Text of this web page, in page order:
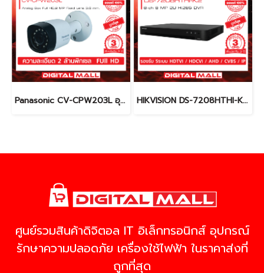
Panasonic CV-CPW203L อุปกรณ์กล้องวงจรปิด (CCTV) HIKVISION DS-7208HTHI-K2 เครื่องบันทึกภาพ (DVR)
ศูนย์รวมสินค้าดิจิตอล IT อิเล็กทรอนิกส์ อุปกรณ์
รักษาความปลอดภัย เครื่องใช้ไฟฟ้า ในราคาส่งที่
ถูกที่สุด